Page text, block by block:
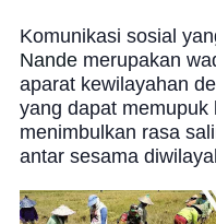
Komunikasi sosial
Nandemerupakan
aparat kewilayahan
yang dapat memupuk
menimbulkan rasa
antar sesama